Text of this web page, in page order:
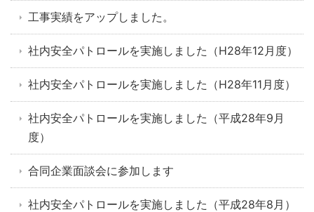
工事実績をアップしました。
社内安全パトロールを実施しました（H28年12月度）
社内安全パトロールを実施しました（H28年11月度）
社内安全パトロールを実施しました（平成28年9月
度）
合同企業面談会に参加します
社内安全パトロールを実施しました（平成28年8月）